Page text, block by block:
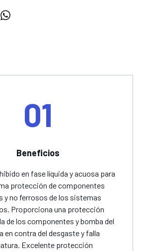
01
Beneficios
en fase líquida y acuosa para
protección de componentes
y no ferrosos de los sistemas
Proporciona una protección
de los componentes y bomba del
en contra del desgaste y falla
Excelente protección